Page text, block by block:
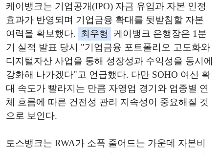
케이뱅크는 기업공개(IPO) 자금 유입과 자본 인정
효과가 반영되며 기업금융 확대를 뒷받침할 자본
여력을 확보했다. 최우형
케이뱅크 은행장은 1분
기 실적 발표 당시 "기업금융 포트폴리오 고도화와
디지털자산 사업을 통해 성장성과 수익성을 동시에
강화해 나가겠다"고 언급했다. 다만 SOHO 여신 확
대 속도가 빨라지는 만큼 자영업 경기와 업종별 연
체 흐름에 따른 건전성 관리 지속성이 중요해질 것
으로 보인다.
토스뱅크는 RWA가 소폭 줄어드는 가운데 자본비